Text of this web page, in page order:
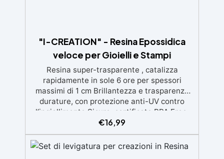
"I-CREATION" - Resina Epossidica
veloce per Gioielli e Stampi
Resina super-trasparente , catalizza
rapidamente in sole 6 ore per spessori
massimi di 1 cm Brillantezza e trasparenza
durature, con protezione anti-UV contro
l’ingiallimento Sicura, certificata BPA Free,
senza solventi e inodore, prodotta al 100% in
Italia Facile da usare (rapporto 2:1) e
lavorare, con bassa viscosità per ridurre le
bolle Ideale per gioielli, piccole colate,
€16,99